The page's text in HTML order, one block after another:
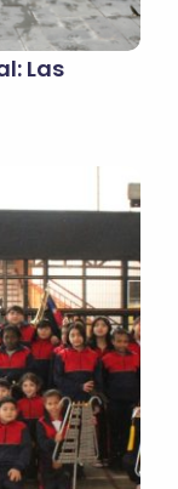
Las